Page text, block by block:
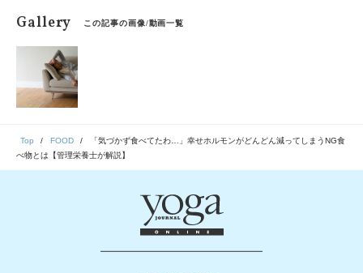
Gallery この記事の画像/動画一覧
Top FOOD
「気づかず食べてたわ…」幸せホルモンがどんどん減ってしまうNG食
べ物とは【管理栄養士が解説】